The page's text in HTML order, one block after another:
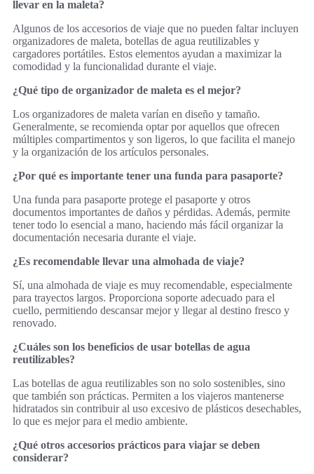
llevar en la maleta?
Algunos de los accesorios de viaje que no pueden faltar incluyen
organizadores de maleta, botellas de agua reutilizables y
cargadores portátiles. Estos elementos ayudan a maximizar la
comodidad y la funcionalidad durante el viaje.
¿Qué tipo de organizador de maleta es el mejor?
Los organizadores de maleta varían en diseño y tamaño.
Generalmente, se recomienda optar por aquellos que ofrecen
múltiples compartimentos y son ligeros, lo que facilita el manejo
y la organización de los artículos personales.
¿Por qué es importante tener una funda para pasaporte?
Una funda para pasaporte protege el pasaporte y otros
documentos importantes de daños y pérdidas. Además, permite
tener todo lo esencial a mano, haciendo más fácil organizar la
documentación necesaria durante el viaje.
¿Es recomendable llevar una almohada de viaje?
Sí, una almohada de viaje es muy recomendable, especialmente
para trayectos largos. Proporciona soporte adecuado para el
cuello, permitiendo descansar mejor y llegar al destino fresco y
renovado.
¿Cuáles son los beneficios de usar botellas de agua
reutilizables?
Las botellas de agua reutilizables son no solo sostenibles, sino
que también son prácticas. Permiten a los viajeros mantenerse
hidratados sin contribuir al uso excesivo de plásticos desechables,
lo que es mejor para el medio ambiente.
¿Qué otros accesorios prácticos para viajar se deben
considerar?